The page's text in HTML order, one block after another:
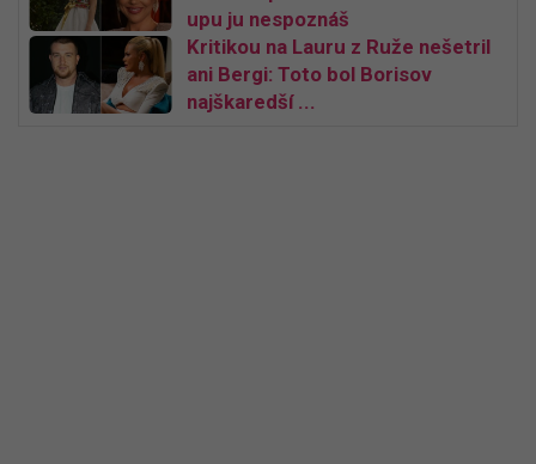
upu ju nespoznáš
Kritikou na Lauru z Ruže nešetril
ani Bergi: Toto bol Borisov
najškaredší ...